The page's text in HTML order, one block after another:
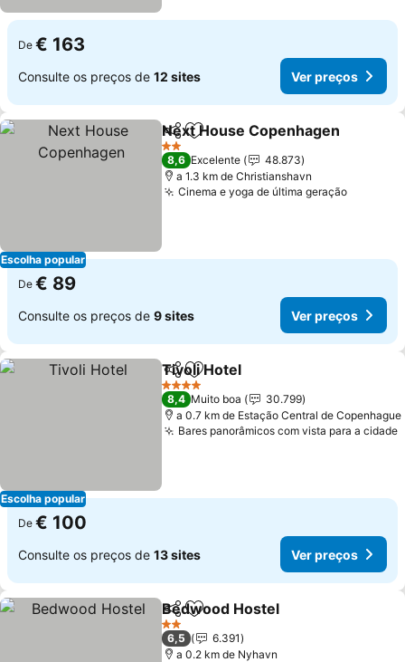
De € 163
Consulte os preços de 12 sites Ver preços
Escolha popular
PartilharAdicionar aos favoritos
Next House Copenhagen
2 Estrelas
8,6 Excelente
48.873
a 1.3 km de Christianshavn
Cinema e yoga de última geraçãoVer
De € 89
Consulte os preços de 9 sites Ver preços
Escolha popular
PartilharAdicionar aos favoritos
Tivoli Hotel
4 Estrelas
8,4 Muito boa
30.799
a 0.7 km de Estação Central de Copenhague
Bares panorâmicos com vista para a cidade
De € 100
Consulte os preços de 13 sites Ver preços
PartilharAdicionar aos favoritos
Bedwood Hostel
2 Estrelas
6,5
6.391
a 0.2 km de Nyhavn